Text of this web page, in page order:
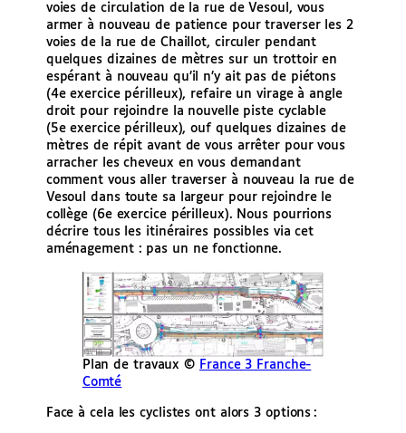
voies de circulation de la rue de Vesoul, vous
armer à nouveau de patience pour traverser les 2
voies de la rue de Chaillot, circuler pendant
quelques dizaines de mètres sur un trottoir en
espérant à nouveau qu’il n’y ait pas de piétons
(4e exercice périlleux), refaire un virage à angle
droit pour rejoindre la nouvelle piste cyclable
(5e exercice périlleux), ouf quelques dizaines de
mètres de répit avant de vous arrêter pour vous
arracher les cheveux en vous demandant
comment vous aller traverser à nouveau la rue de
Vesoul dans toute sa largeur pour rejoindre le
collège (6e exercice périlleux). Nous pourrions
décrire tous les itinéraires possibles via cet
aménagement : pas un ne fonctionne.
Plan de travaux © France 3 Franche-
Comté
Face à cela les cyclistes ont alors 3 options :